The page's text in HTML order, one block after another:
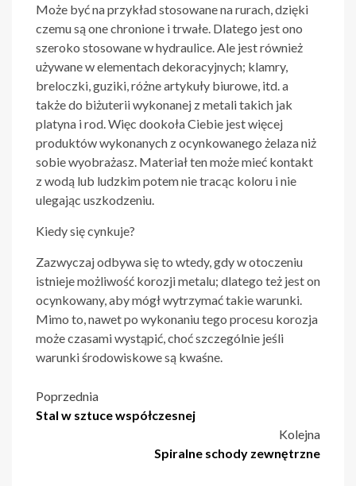
Może być na przykład stosowane na rurach, dzięki
czemu są one chronione i trwałe. Dlatego jest ono
szeroko stosowane w hydraulice. Ale jest również
używane w elementach dekoracyjnych; klamry,
breloczki, guziki, różne artykuły biurowe, itd. a
także do biżuterii wykonanej z metali takich jak
platyna i rod. Więc dookoła Ciebie jest więcej
produktów wykonanych z ocynkowanego żelaza niż
sobie wyobrażasz. Materiał ten może mieć kontakt
z wodą lub ludzkim potem nie tracąc koloru i nie
ulegając uszkodzeniu.
Kiedy się cynkuje?
Zazwyczaj odbywa się to wtedy, gdy w otoczeniu
istnieje możliwość korozji metalu; dlatego też jest on
ocynkowany, aby mógł wytrzymać takie warunki.
Mimo to, nawet po wykonaniu tego procesu korozja
może czasami wystąpić, choć szczególnie jeśli
warunki środowiskowe są kwaśne.
Nawigacja
Poprzednia
Stal w sztuce współczesnej
Kolejna
Spiralne schody zewnętrzne